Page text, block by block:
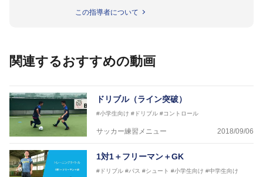
日本サッカー協会公認B級養成講習会インストラクタ
協会公認キッズリーダーチーフインストラクター
【指導歴】
FリーグU23選抜監督、ミャンマー女子フットサル代
表監督
日本サッカー協会フットサルインストラクター、AFC
（アジアサッカー連盟）フットサルインストラクター
【資格】
JFA公認A級コーチジェネラルライセンス・JFA公認フ
ットサルB級コーチライセンス
この指導者について
関連するおすすめの動画
ドリブル（ライン突破）
#小学生向け #ドリブル #コントロール
サッカー練習メニュー 2018/09/06
1対1＋フリーマン＋GK
#ドリブル #パス #シュート #小学生向け #中学生向け